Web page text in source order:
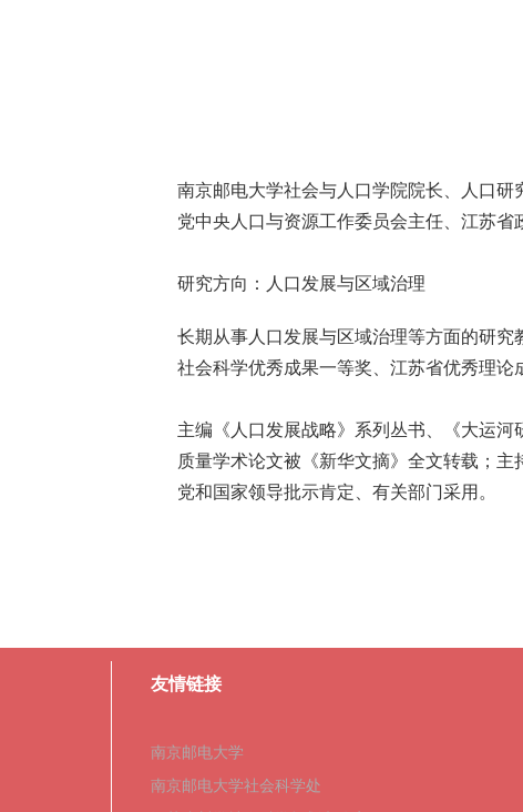
南京邮电大学社会与人口学院院长、人口研
党中央人口与资源工作委员会主任、江苏省
研究方向：人口发展与区域治理
长期从事人口发展与区域治理等方面的研
社会科学优秀成果一等奖、江苏省优秀理论
主编《人口发展战略》系列丛书、《大运河
质量学术论文被《新华文摘》全文转载；
党和国家领导批示肯定、有关部门采用 。
友情链接
南京邮电大学
南京邮电大学社会科学处